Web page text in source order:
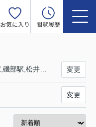
お気に入り 閲覧履歴
高崎駅,北高崎駅,群馬八幡駅,安中駅,磯部駅,松井田駅,西松井田駅,横川駅,篠ノ井駅,今井駅,川中島駅,安茂里駅,長野駅,直江津駅,黒井駅,犀潟駅,土底浜駅,潟町駅,上下浜駅,柿崎駅,米山駅,笠島駅,青海川駅,鯨波駅,柏崎駅,茨目駅,安田駅,北条駅,越後広田駅,長鳥駅,塚山駅,越後岩塚駅,来迎寺駅,前川駅,宮内駅,長岡駅,北長岡駅,押切駅,見附駅,帯織駅,東光寺駅,三条駅,東三条駅,保内駅,加茂駅,羽生田駅,田上駅,矢代田駅,古津駅,新津駅,さつき野駅,荻川駅,亀田駅,越後石山駅,新潟駅 変更
変更